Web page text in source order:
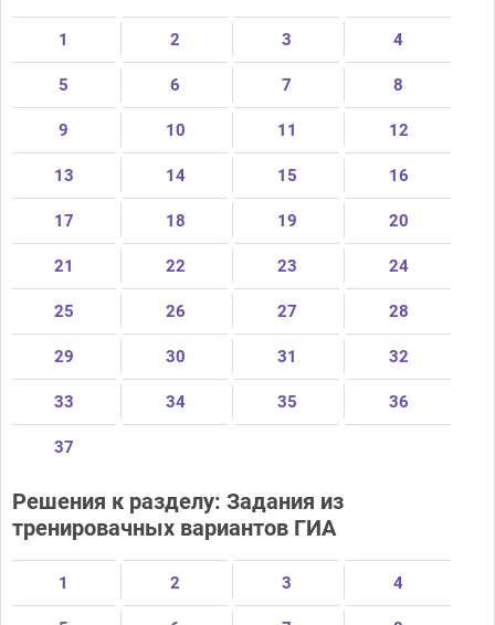
1 2 3 4
5 6 7 8
9 10 11 12
13 14 15 16
17 18 19 20
21 22 23 24
25 26 27 28
29 30 31 32
33 34 35 36
37
Решения к разделу: Задания из
тренировачных вариантов ГИА
1 2 3 4